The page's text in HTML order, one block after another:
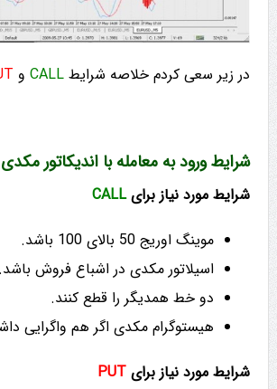
در زیر سعی کردم خلاصه شرایط CALLو
شرایط ورود به معامله با اندیکاتور مکدی
شرایط مورد نیاز برایCALL
موینگ اوریج 50 بالای 100 باشد.
اسیلاتور مکدی در اشباع فروش باشد.
دو خط همدیگر را قطع کنند.
هیستوگرام مکدی اگر هم واگرایی
شرایط مورد نیاز برای PUT